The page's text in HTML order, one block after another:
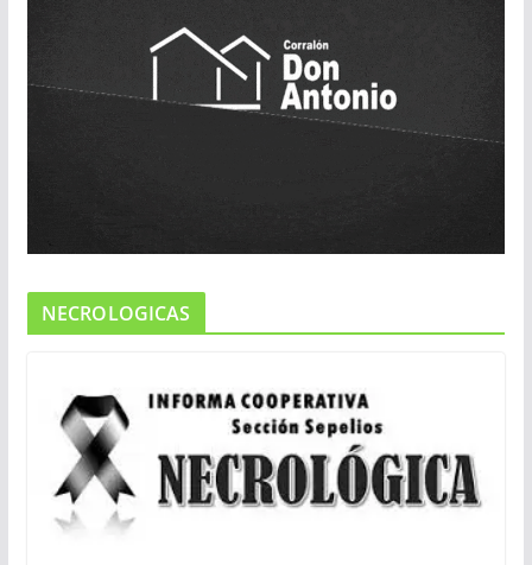
NECROLOGICAS